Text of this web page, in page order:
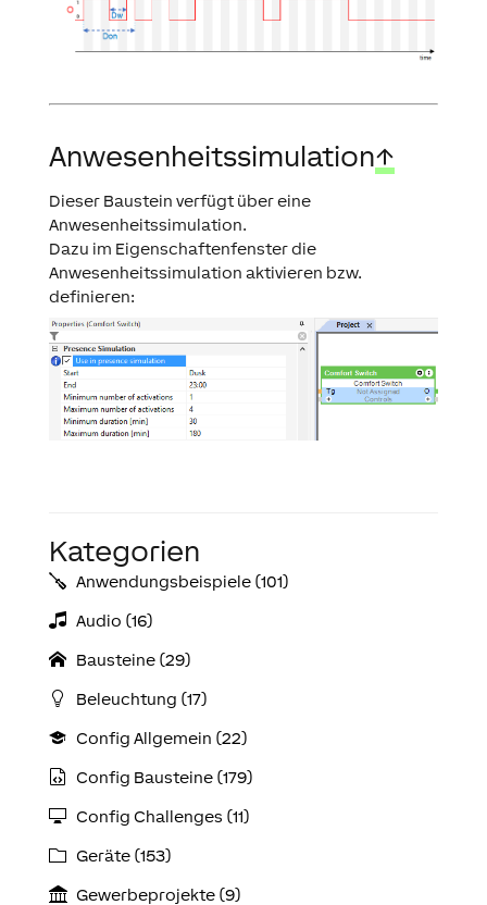
Anwesenheitssimulation↑
Dieser Baustein verfügt über eine
Anwesenheitssimulation.
Dazu im Eigenschaftenfenster die
Anwesenheitssimulation aktivieren bzw.
definieren:
Kategorien
Anwendungs­­­beispiele (101)
Audio (16)
Bausteine (29)
Beleuchtung (17)
Config Allgemein (22)
Config Bausteine (179)
Config Challenges (11)
Geräte (153)
Gewerbeprojekte (9)